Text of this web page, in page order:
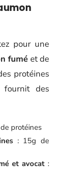
pour une
fumé et de
protéines
fournit des
protéines
: 15g de
et avocat: